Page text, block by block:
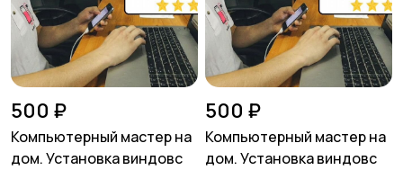
500 ₽
Компьютерный мастер на
дом. Установка виндовс
500 ₽
Компьютерный мастер на
дом. Установка виндовс